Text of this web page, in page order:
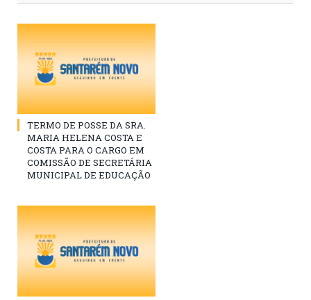
TERMO DE POSSE DA SRA.
MARIA HELENA COSTA E
COSTA PARA O CARGO EM
COMISSÃO DE SECRETÁRIA
MUNICIPAL DE EDUCAÇÃO